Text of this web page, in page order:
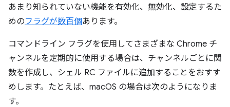
あまり知られていない機能を有効化、無効化、設定するた
めのフラグが数百個あります。
コマンドライン フラグを使用してさまざまな Chrome チ
ャンネルを定期的に使用する場合は、チャンネルごとに関
数を作成し、シェル RC ファイルに追加することをおすす
めします。たとえば、macOS の場合は次のようになりま
す。